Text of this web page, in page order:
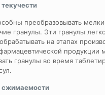
преобразовывать
гранулы. Эти гранулы легко
на этапах
продукции
гранулы во время